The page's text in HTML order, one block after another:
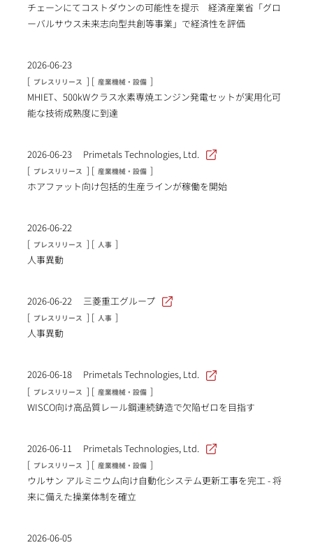
チェーンにてコストダウンの可能性を提示 経済産業省「グロ
ーバルサウス未来志向型共創等事業」で経済性を評価
2026-06-23
[ プレスリリース ] [ 産業機械・設備 ]
MHIET、500kWクラス水素専焼エンジン発電セットが実用化可
能な技術成熟度に到達
2026-06-23
Primetals Technologies, Ltd.
[ プレスリリース ] [ 産業機械・設備 ]
ホアファット向け包括的生産ラインが稼働を開始
2026-06-22
[ プレスリリース ] [ 人事 ]
人事異動
2026-06-22
三菱重工グループ
[ プレスリリース ] [ 人事 ]
人事異動
2026-06-18
Primetals Technologies, Ltd.
[ プレスリリース ] [ 産業機械・設備 ]
WISCO向け高品質レール鋼連続鋳造で欠陥ゼロを目指す
2026-06-11
Primetals Technologies, Ltd.
[ プレスリリース ] [ 産業機械・設備 ]
ウルサン アルミニウム向け自動化システム更新工事を完工 - 将
来に備えた操業体制を確立
2026-06-05